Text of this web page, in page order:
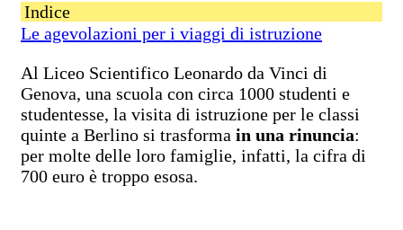
Indice
Le agevolazioni per i viaggi di istruzione
Al Liceo Scientifico Leonardo da Vinci di
Genova, una scuola con circa 1000 studenti e
studentesse, la visita di istruzione per le classi
quinte a Berlino si trasforma in una rinuncia:
per molte delle loro famiglie, infatti, la cifra di
700 euro è troppo esosa.